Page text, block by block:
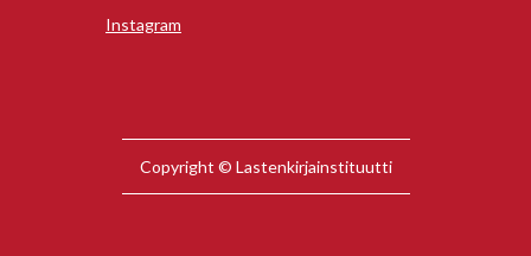
Instagram
Copyright © Lastenkirjainstituutti